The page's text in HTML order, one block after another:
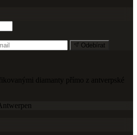
Odebírat
diamanty přímo z antverpské